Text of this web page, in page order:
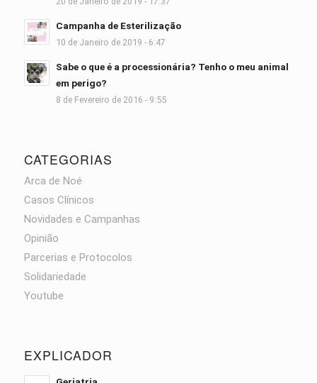
Campanha de Esterilização
10 de Janeiro de 2019 - 6:47
Sabe o que é a processionária? Tenho o meu animal
em perigo?
8 de Fevereiro de 2016 - 9:55
CATEGORIAS
Arca de Noé
Casos Clínicos
Novidades e Campanhas
Opinião
Parcerias e Protocolos
Solidariedade
Youtube
EXPLICADOR